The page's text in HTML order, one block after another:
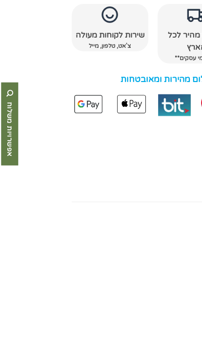
לכל
שירות לקוחות מעולה
צ'אט, טלפון, מייל
מהירות ומאובטחות
אפשרויות משלוח